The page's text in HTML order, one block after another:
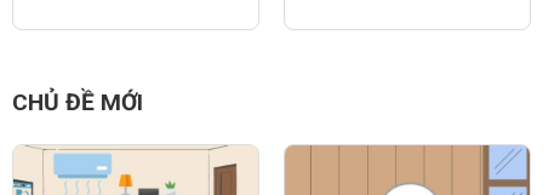
CHỦ ĐỀ MỚI